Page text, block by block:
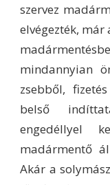
szervez
elvégezték, már
mindannyian
zsebből,
belső
engedéllyel
madármentő
Akár a